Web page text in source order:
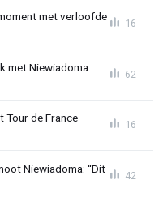
met verloofde
16
met Niewiadoma
62
Tour de France
16
Niewiadoma: “Dit
42